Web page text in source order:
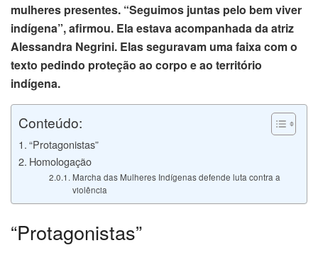
Panel
Panel
panel
panel
panel
satın al
Panel
mulheres presentes. “Seguimos juntas pelo bem viver
indígena”, afirmou. Ela estava acompanhada da atriz
Alessandra Negrini. Elas seguravam uma faixa com o
texto pedindo proteção ao corpo e ao território
indígena.
Conteúdo:
“Protagonistas”
Homologação
Marcha das Mulheres Indígenas defende luta contra a
violência
“Protagonistas”